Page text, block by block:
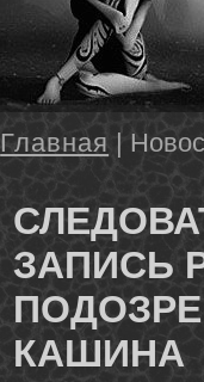
Главная |
ЗАПИСЬ
КАШИНА